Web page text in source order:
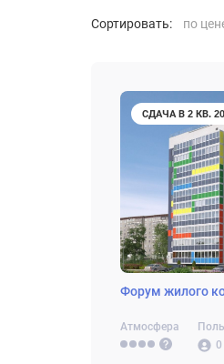
Сортировать: по
СДАЧА В 2 КВ.
Форум жилого
Атмосфера
0